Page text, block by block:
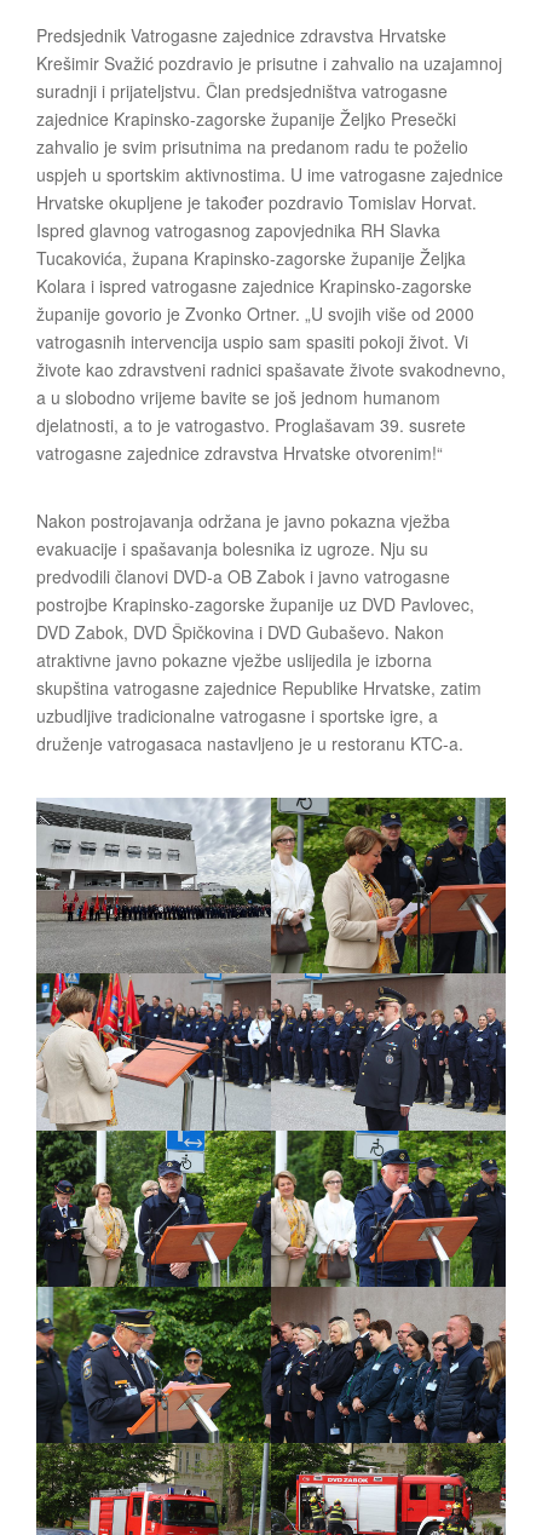
Predsjednik Vatrogasne zajednice zdravstva Hrvatske
Krešimir Svažić pozdravio je prisutne i zahvalio na uzajamnoj
suradnji i prijateljstvu. Član predsjedništva vatrogasne
zajednice Krapinsko-zagorske županije Željko Presečki
zahvalio je svim prisutnima na predanom radu te poželio
uspjeh u sportskim aktivnostima. U ime vatrogasne zajednice
Hrvatske okupljene je također pozdravio Tomislav Horvat.
Ispred glavnog vatrogasnog zapovjednika RH Slavka
Tucakovića, župana Krapinsko-zagorske županije Željka
Kolara i ispred vatrogasne zajednice Krapinsko-zagorske
županije govorio je Zvonko Ortner. „U svojih više od 2000
vatrogasnih intervencija uspio sam spasiti pokoji život. Vi
živote kao zdravstveni radnici spašavate živote svakodnevno,
a u slobodno vrijeme bavite se još jednom humanom
djelatnosti, a to je vatrogastvo. Proglašavam 39. susrete
vatrogasne zajednice zdravstva Hrvatske otvorenim!“
Nakon postrojavanja održana je javno pokazna vježba
evakuacije i spašavanja bolesnika iz ugroze. Nju su
predvodili članovi DVD-a OB Zabok i javno vatrogasne
postrojbe Krapinsko-zagorske županije uz DVD Pavlovec,
DVD Zabok, DVD Špičkovina i DVD Gubaševo. Nakon
atraktivne javno pokazne vježbe uslijedila je izborna
skupština vatrogasne zajednice Republike Hrvatske, zatim
uzbudljive tradicionalne vatrogasne i sportske igre, a
druženje vatrogasaca nastavljeno je u restoranu KTC-a.